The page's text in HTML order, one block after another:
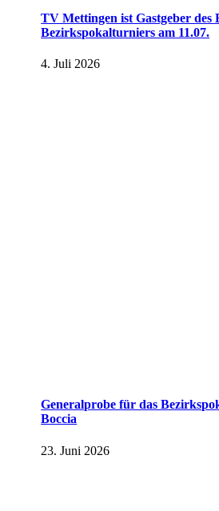
TV Mettingen ist Gastgeber des
Bezirkspokalturniers am 11.07.
4. Juli 2026
Generalprobe für das
Boccia
23. Juni 2026